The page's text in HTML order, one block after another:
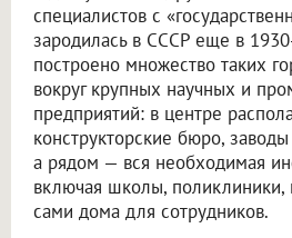
специалистов с
зародилась в СССР еще в
построено множество таких
вокруг крупных научных и
предприятий: в центре
конструкторские бюро,
а рядом — вся необходимая
включая школы, поликлиники,
сами дома для сотрудников.